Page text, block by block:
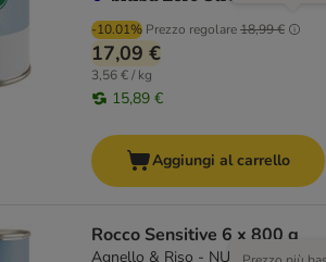
-10.01% Prezzo regolare18,99 €
17,09 €
3,56 € / kg
15,89 €
Aggiungi al carrello
Rocco Sensitive 6 x 800 g
Agnello & Riso - NUOVO!